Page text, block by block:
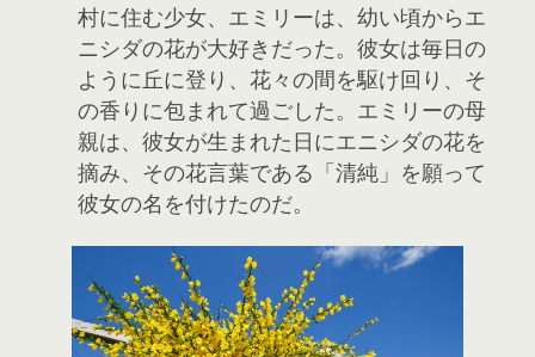
村に住む少女、エミリーは、幼い頃からエ
ニシダの花が大好きだった。彼女は毎日の
ように丘に登り、花々の間を駆け回り、そ
の香りに包まれて過ごした。エミリーの母
親は、彼女が生まれた日にエニシダの花を
摘み、その花言葉である「清純」を願って
彼女の名を付けたのだ。